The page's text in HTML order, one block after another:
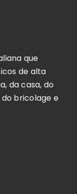
que
de alta
da casa, do
bricolage e